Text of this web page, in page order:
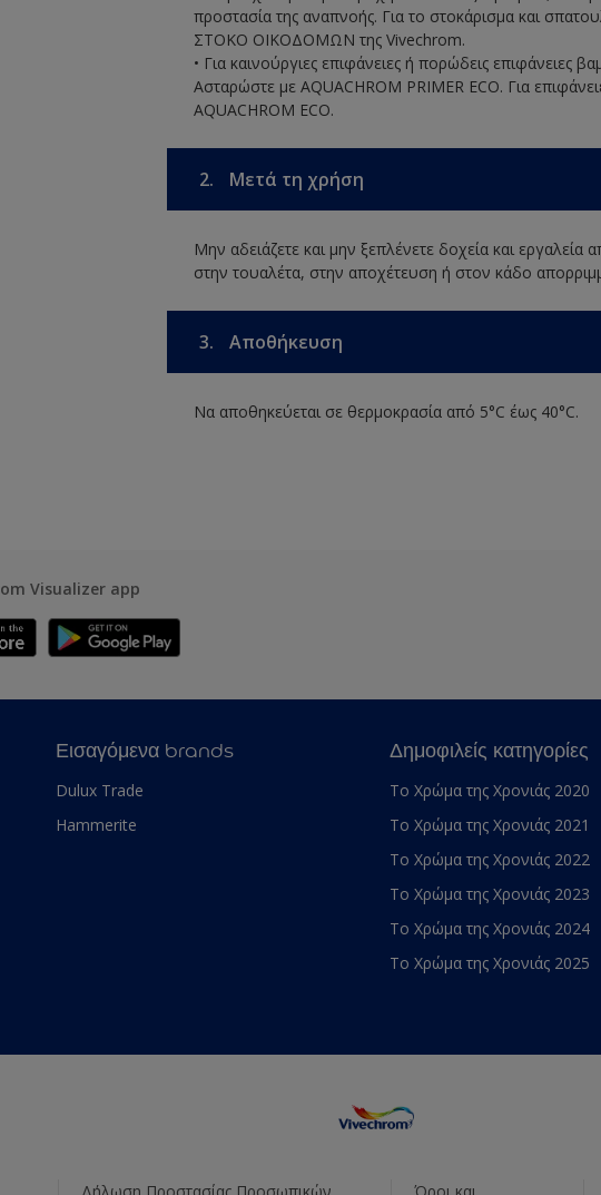
προστασία της αναπνοής. Για το στοκάρισμα και
ΣΤΟΚΟ ΟΙΚΟΔΟΜΩΝ της Vivechrom.
• Για καινούργιες επιφάνειες ή πορώδεις επιφάνειες
Ασταρώστε με AQUACHROM PRIMER ECO. Για
AQUACHROM ECO.
2. Μετά τη χρήση
Μην αδειάζετε και μην ξεπλένετε δοχεία και
στην τουαλέτα, στην αποχέτευση ή στον κάδο
3. Αποθήκευση
Να αποθηκεύεται σε θερμοκρασία από 5°C έως 40°C.
Visualizer app
Εισαγόμενα brands
Dulux Trade
Hammerite
Δημοφιλείς κατηγορίες
Το Χρώμα της Χρονιάς 2020
Το Χρώμα της Χρονιάς 2021
Το Χρώμα της Χρονιάς 2022
Το Χρώμα της Χρονιάς 2023
Το Χρώμα της Χρονιάς 2024
Το Χρώμα της Χρονιάς 2025